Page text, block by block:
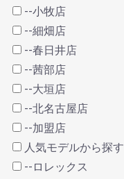
--小牧店
--細畑店
--春日井店
--茜部店
--大垣店
--北名古屋店
--加盟店
人気モデルから探す
--ロレックス